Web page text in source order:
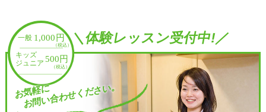
＼体験レッスン受付中!／
お気軽に
お問い合わせください。